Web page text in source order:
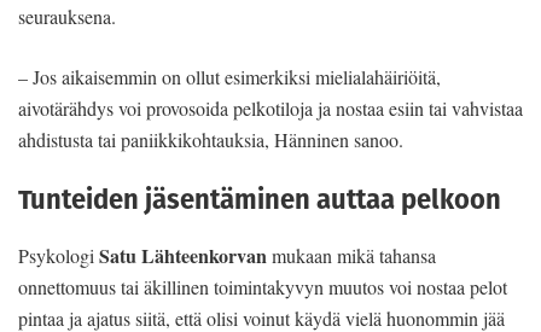
seurauksena.
– Jos aikaisemmin on ollut esimerkiksi mielialahäiriöitä,
aivotärähdys voi provosoida pelkotiloja ja nostaa esiin tai vahvistaa
ahdistusta tai paniikkikohtauksia, Hänninen sanoo.
Tunteiden jäsentäminen auttaa pelkoon
Psykologi Satu Lähteenkorvanmukaan mikä tahansa
onnettomuus tai äkillinen toimintakyvyn muutos voi nostaa pelot
pintaa ja ajatus siitä, että olisi voinut käydä vielä huonommin jää